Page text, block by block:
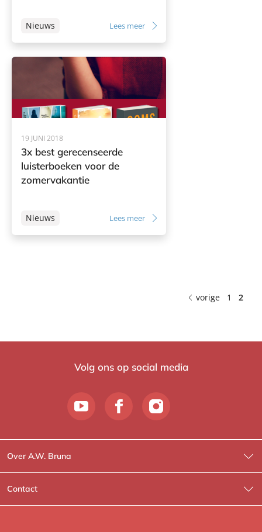
Nieuws Lees meer
19 JUNI 2018
3x best gerecenseerde
luisterboeken voor de
zomervakantie
Nieuws Lees meer
vorige 1 2
Volg ons op social media
Over A.W. Bruna
Wat wij doen
Wie is Wie?
Contact
Contactinformatie